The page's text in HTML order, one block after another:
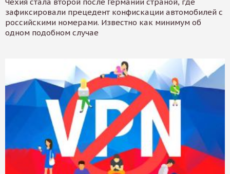
зафиксировали прецедент конфискации автомобилей с
российскими номерами. Известно как минимум об
одном подобном случае